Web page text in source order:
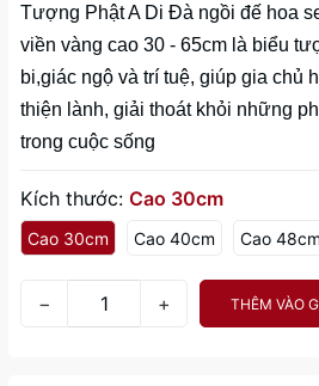
Tượng Phật A Di Đà ngồi đế hoa
viền vàng cao 30 - 65cm là biểu
bi,giác ngộ và trí tuệ, giúp gia chủ
thiện lành, giải thoát khỏi những
trong cuộc sống
Kích thước: Cao 30cm
Cao 30cm Cao 40cm Cao 48cm
− + THÊM VÀO